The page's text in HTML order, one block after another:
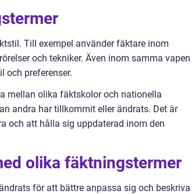
Till exempel använder fäktare inom
och tekniker. Även inom samma vapen
och preferenser.
mellan olika fäktskolor och nationella
andra har tillkommit eller ändrats. Det är
och att hålla sig uppdaterad inom den
olika fäktningstermer
för att bättre anpassa sig och beskriva